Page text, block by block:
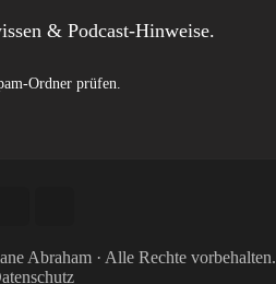
& Podcast-Hinweise.
Ordner prüfen.
Abraham · Alle Rechte vorbehalten.